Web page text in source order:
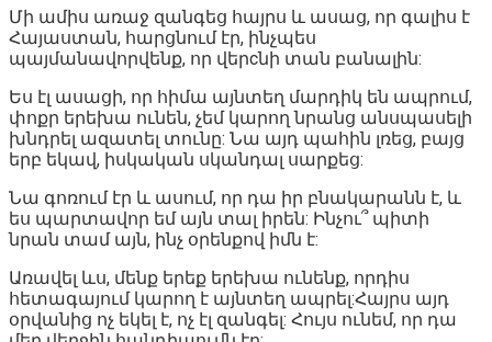
Մի ամիս առաջ զանգեց հայրս և ասաց, որ գալիս է
Հայաստան, հարցնում էր, ինչպես
պայմանավորվենք, որ վերcնի տան բանալին:
Ես էլ ասացի, որ հիմա այնտեղ մարդիկ են ապրում,
փոքր երեխա ունեն, չեմ կարող նրանց անսպասելի
խնդրել ազատել տունը: Նա այդ պահին լռեց, բայց
երբ եկավ, իսկական սկանդալ սարքեց:
Նա գոռում էր և ասում, որ դա իր բնակարանն է, և
ես պարտավոր եմ այն տալ իրեն: Ինչու՞ պիտի
նրան տամ այն, ինչ օրենքով իմն է:
Առավել ևս, մենք երեք երեխա ունենք, որդիս
հետագայում կարող է այնտեղ ապրել:Հայրս այդ
օրվանից ոչ եկել է, ոչ էլ զանգել: Հույս ունեմ, որ դա